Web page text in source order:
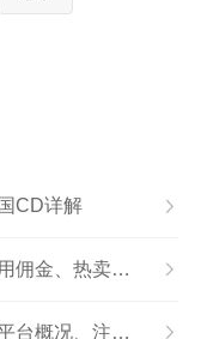
CD详解
Cdiscount平台概况、注册流程、费用佣金、热卖品物流
法国平台Cdiscount新手卖家教程：平台概况、注册流程、费用佣金、Listing全解